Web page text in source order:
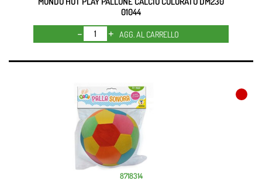
01044
Quantità
AGG. AL CARRELLO
8718314